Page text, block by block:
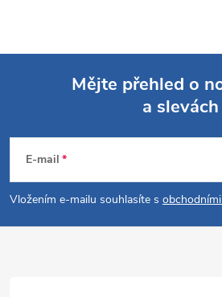
p
a
Mějte přehled o
a slevách
E-mail
Vložením e-mailu souhlasíte s